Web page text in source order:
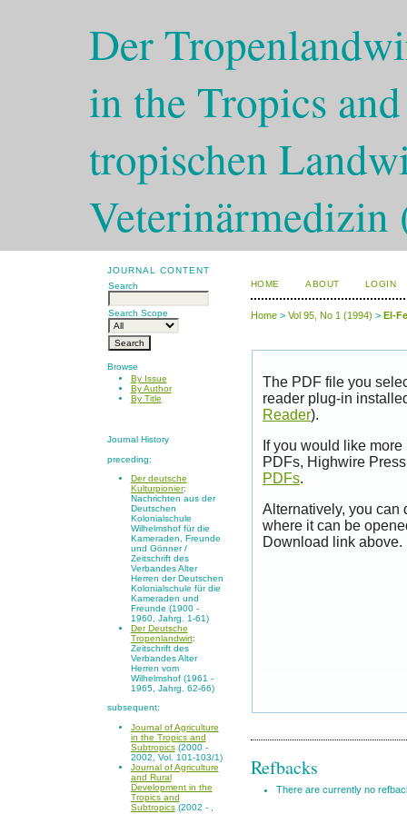
Der
in the Tropics
tropischen
Veterinärmedizin
JOURNAL CONTENT
Search
Search Scope
Browse
By Issue
By Author
By Title
Journal History
preceding:
Der deutsche
Kulturpionier:
Nachrichten aus der
Deutschen
Kolonialschule
Wilhelmshof für die
Kameraden, Freunde
und Gönner /
Zeitschrift des
Verbandes Alter
Herren der Deutschen
Kolonialschule für die
Kameraden und
Freunde (1900 -
1960, Jahrg. 1-61)
Der Deutsche
Tropenlandwirt:
Zeitschrift des
Verbandes Alter
Herren vom
Wilhelmshof (1961 -
1965, Jahrg. 62-66)
subsequent:
Journal of Agriculture
in the Tropics and
Subtropics(2000 -
2002, Vol. 101-103/1)
Journal of Agriculture
and Rural
Development in the
Tropics and
Subtropics(2002 - ,
HOME ABOUT LOGIN
Home> Vol 95, No 1 (1994) > El-
The PDF file you
reader plug-in
Reader).
If you would like
PDFs, Highwire
PDFs.
Alternatively, you can
where it can be
Download link above.
Refbacks
There are currently no